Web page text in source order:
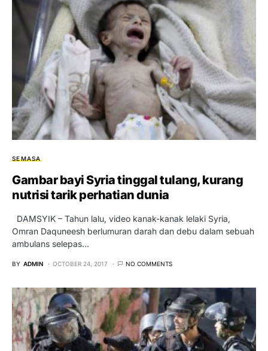
SEMASA
Gambar bayi Syria tinggal tulang, kurang
nutrisi tarik perhatian dunia
DAMSYIK – Tahun lalu, video kanak-kanak lelaki Syria,
Omran Daquneesh berlumuran darah dan debu dalam sebuah
ambulans selepas…
BY ADMIN OCTOBER 24, 2017 NO COMMENTS